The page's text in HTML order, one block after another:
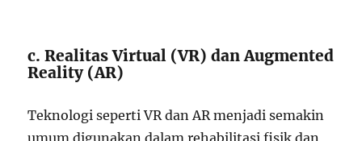
c. Realitas Virtual (VR) dan Augmented
Reality (AR)
Teknologi seperti VR dan AR menjadi semakin
umum digunakan dalam rehabilitasi fisik dan